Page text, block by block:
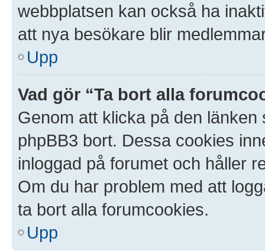
webbplatsen kan också ha
att nya besökare blir
Upp
Vad gör “Ta bort alla
Genom att klicka på den
phpBB3 bort. Dessa cookies
inloggad på forumet och håller
Om du har problem med att
ta bort alla forumcookies.
Upp